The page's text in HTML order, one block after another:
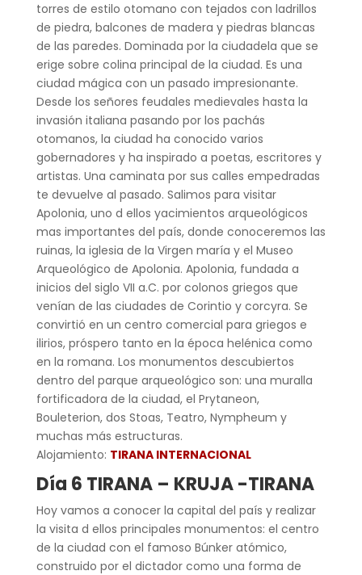
torres de estilo otomano con tejados con ladrillos
de piedra, balcones de madera y piedras blancas
de las paredes. Dominada por la ciudadela que se
erige sobre colina principal de la ciudad. Es una
ciudad mágica con un pasado impresionante.
Desde los señores feudales medievales hasta la
invasión italiana pasando por los pachás
otomanos, la ciudad ha conocido varios
gobernadores y ha inspirado a poetas, escritores y
artistas. Una caminata por sus calles empedradas
te devuelve al pasado. Salimos para visitar
Apolonia, uno d ellos yacimientos arqueológicos
mas importantes del país, donde conoceremos las
ruinas, la iglesia de la Virgen maría y el Museo
Arqueológico de Apolonia. Apolonia, fundada a
inicios del siglo VII a.C. por colonos griegos que
venían de las ciudades de Corintio y corcyra. Se
convirtió en un centro comercial para griegos e
ilirios, próspero tanto en la época helénica como
en la romana. Los monumentos descubiertos
dentro del parque arqueológico son: una muralla
fortificadora de la ciudad, el Prytaneon,
Bouleterion, dos Stoas, Teatro, Nympheum y
muchas más estructuras.
Alojamiento: TIRANA INTERNACIONAL
Día 6 TIRANA – KRUJA -TIRANA
Hoy vamos a conocer la capital del país y realizar
la visita d ellos principales monumentos: el centro
de la ciudad con el famoso Búnker atómico,
construido por el dictador como una forma de